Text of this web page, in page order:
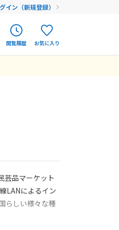
イン（新規登録）
閲覧履歴 お気に入り
芸品マーケット
LANによるイン
らしい様々な種